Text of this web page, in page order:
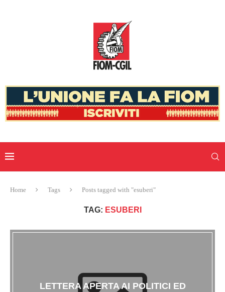
Home Tags Posts tagged with "esuberi"
TAG: ESUBERI
LETTERA APERTA AI POLITICI ED